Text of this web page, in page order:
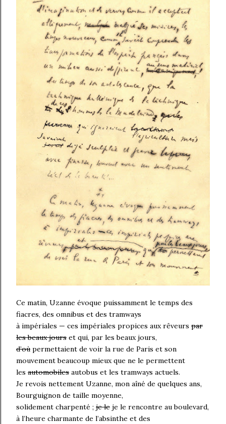
Ce matin, Uzanne évoque puissamment le temps des
fiacres, des omnibus et des tramways
à impériales — ces impériales propices aux rêveurs par
les beaux jours et qui, par les beaux jours,
d’où permettaient de voir la rue de Paris et son
mouvement beaucoup mieux que ne le permettent
les automobiles autobus et les tramways actuels.
Je revois nettement Uzanne, mon aîné de quelques ans,
Bourguignon de taille moyenne,
solidement charpenté ; je le je le rencontre au boulevard,
à l’heure charmante de l’absinthe et des